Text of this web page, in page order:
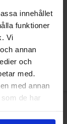
innehållet
funktioner
Vi
annan
och
med.
med annan
de har
Tootsie